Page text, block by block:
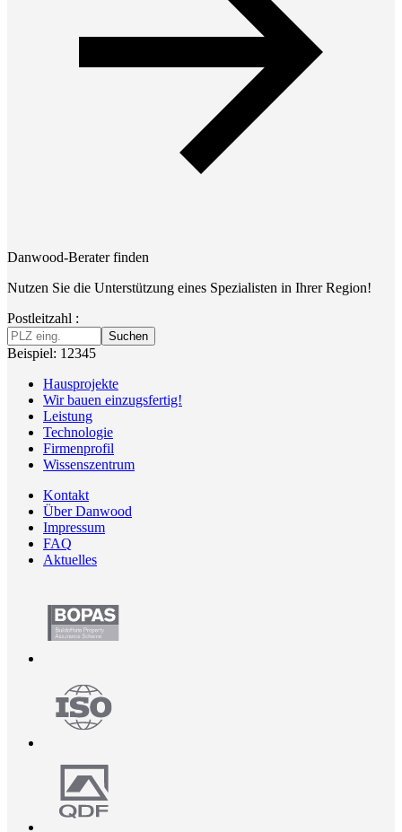
Danwood-Berater finden
Nutzen Sie die Unterstützung eines Spezialisten in Ihrer Region!
Postleitzahl :
Suchen
Beispiel: 12345
Hausprojekte
Wir bauen einzugsfertig!
Leistung
Technologie
Firmenprofil
Wissenszentrum
Kontakt
Über Danwood
Impressum
FAQ
Aktuelles